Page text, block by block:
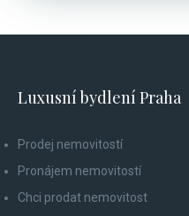
Luxusní bydlení Praha
Prodej nemovitostí
Pronájem nemovitostí
Chci prodat nemovitost